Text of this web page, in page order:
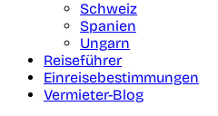
Schweiz
Spanien
Ungarn
Reiseführer
Einreisebestimmungen
Vermieter-Blog